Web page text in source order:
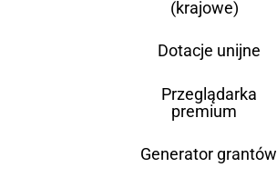
(krajowe)
Dotacje unijne
Przeglądarka
premium
Generator grantów